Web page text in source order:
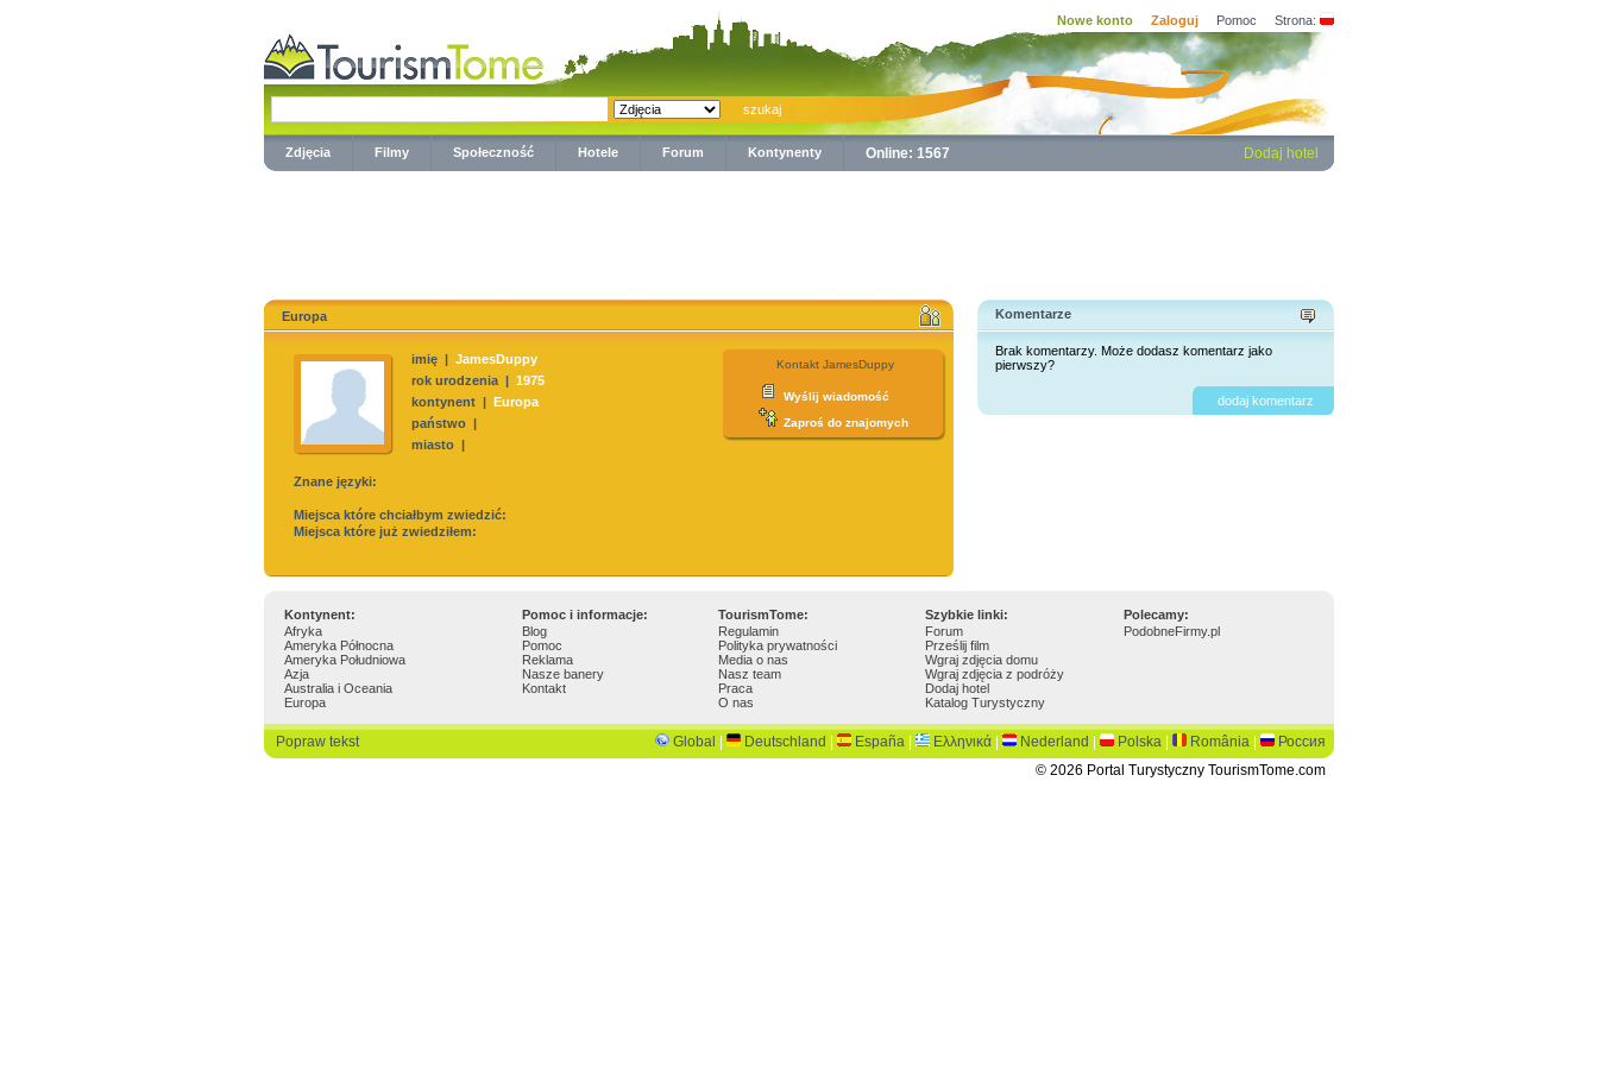
Nowe konto Zaloguj Pomoc Strona:
Zdjęcia Filmy Społeczność Hotele Forum Kontynenty Online: 1567 Dodaj hotel
Europa
Kontakt JamesDuppy
Wyślij wiadomość
Zaproś do znajomych
imię | JamesDuppy
rok urodzenia | 1975
kontynent | Europa
państwo |
miasto |
Znane języki:
Miejsca które chciałbym zwiedzić:
Miejsca które już zwiedziłem:
Komentarze
Brak komentarzy. Może dodasz komentarz jako
pierwszy?
dodaj komentarz
Kontynent: Pomoc i informacje: TourismTome: Szybkie linki:
Polecamy:
Afryka
Ameryka Północna
Ameryka Południowa
Azja
Australia i Oceania
Europa
Blog
Pomoc
Reklama
Nasze banery
Kontakt
Regulamin
Polityka prywatności
Media o nas
Nasz team
Praca
O nas
Forum
Prześlij film
Wgraj zdjęcia domu
Wgraj zdjęcia z podróży
Dodaj hotel
Katalog Turystyczny
PodobneFirmy.pl
Popraw tekst Global Deutschland España Ελληνικά Nederland Polska România
Россия
© 2026 Portal Turystyczny TourismTome.com